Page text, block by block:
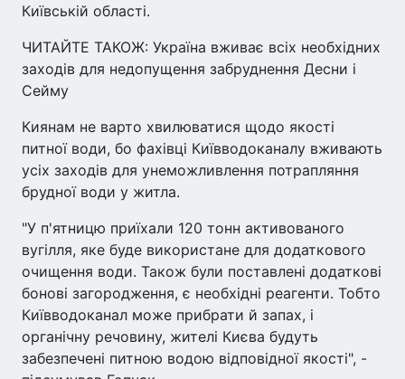
Київській області.
ЧИТАЙТЕ ТАКОЖ: Україна вживає всіх необхідних
заходів для недопущення забруднення Десни і
Сейму
Киянам не варто хвилюватися щодо якості
питної води, бо фахівці Київводоканалу вживають
усіх заходів для унеможливлення потрапляння
брудної води у житла.
"У п'ятницю приїхали 120 тонн активованого
вугілля, яке буде використане для додаткового
очищення води. Також були поставлені додаткові
бонові загородження, є необхідні реагенти. Тобто
Київводоканал може прибрати й запах, і
органічну речовину, жителі Києва будуть
забезпечені питною водою відповідної якості", -